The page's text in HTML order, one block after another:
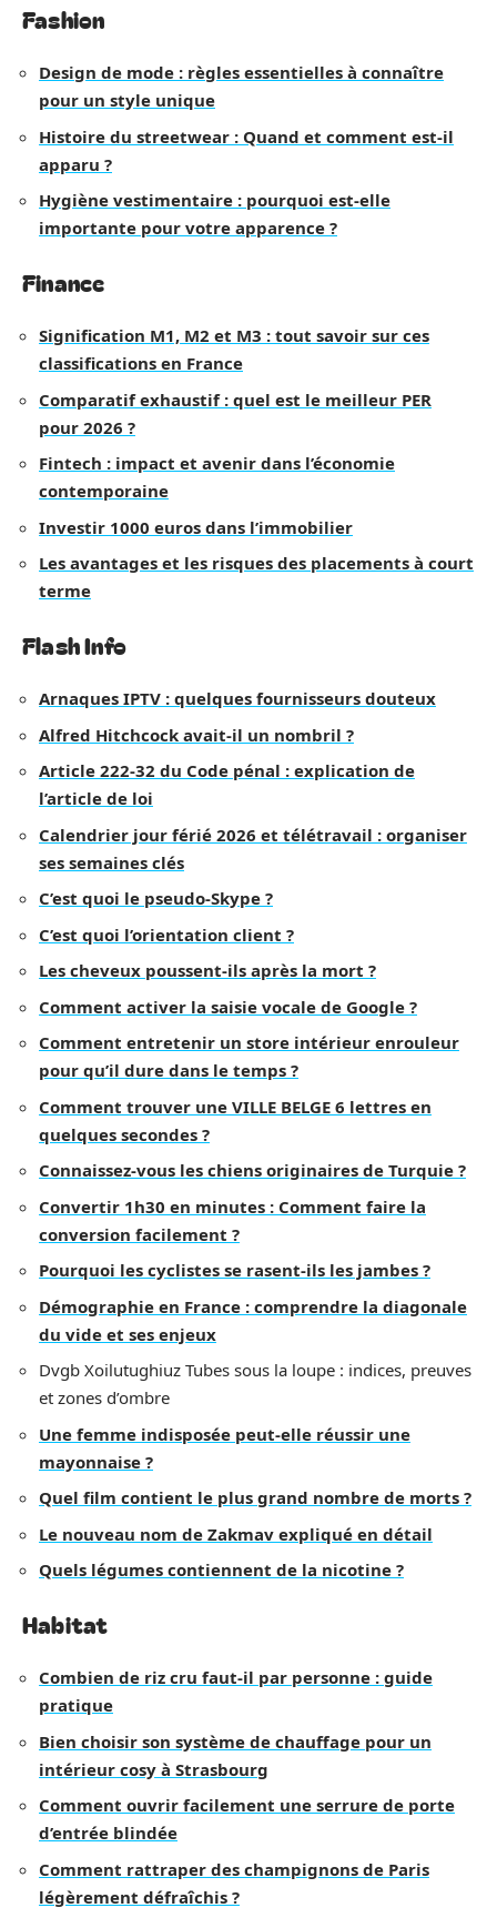
Fashion
Design de mode : règles essentielles à connaître
pour un style unique
Histoire du streetwear : Quand et comment est-il
apparu ?
Hygiène vestimentaire : pourquoi est-elle
importante pour votre apparence ?
Finance
Signification M1, M2 et M3 : tout savoir sur ces
classifications en France
Comparatif exhaustif : quel est le meilleur PER
pour 2026 ?
Fintech : impact et avenir dans l’économie
contemporaine
Investir 1000 euros dans l’immobilier
Les avantages et les risques des placements à court
terme
Flash Info
Arnaques IPTV : quelques fournisseurs douteux
Alfred Hitchcock avait-il un nombril ?
Article 222-32 du Code pénal : explication de
l’article de loi
Calendrier jour férié 2026 et télétravail : organiser
ses semaines clés
C’est quoi le pseudo-Skype ?
C’est quoi l’orientation client ?
Les cheveux poussent-ils après la mort ?
Comment activer la saisie vocale de Google ?
Comment entretenir un store intérieur enrouleur
pour qu’il dure dans le temps ?
Comment trouver une VILLE BELGE 6 lettres en
quelques secondes ?
Connaissez-vous les chiens originaires de Turquie ?
Convertir 1h30 en minutes : Comment faire la
conversion facilement ?
Pourquoi les cyclistes se rasent-ils les jambes ?
Démographie en France : comprendre la diagonale
du vide et ses enjeux
Dvgb Xoilutughiuz Tubes sous la loupe : indices, preuves
et zones d’ombre
Une femme indisposée peut-elle réussir une
mayonnaise ?
Quel film contient le plus grand nombre de morts ?
Le nouveau nom de Zakmav expliqué en détail
Quels légumes contiennent de la nicotine ?
Habitat
Combien de riz cru faut-il par personne : guide
pratique
Bien choisir son système de chauffage pour un
intérieur cosy à Strasbourg
Comment ouvrir facilement une serrure de porte
d’entrée blindée
Comment rattraper des champignons de Paris
légèrement défraîchis ?